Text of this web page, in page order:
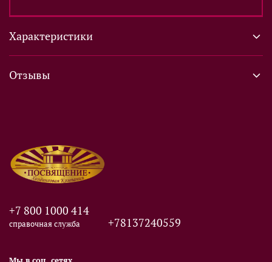
Характеристики
Отзывы
+7 800 1000 414
справочная служба +78137240559